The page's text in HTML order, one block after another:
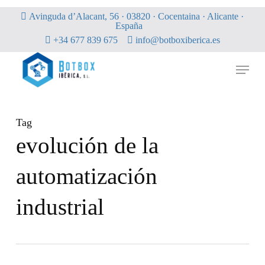
Skip
Avinguda d’Alacant, 56 · 03820 · Cocentaina · Alicante ·
España
+34 677 839 675
info@botboxiberica.es
Menu
Tag
evolución de la
automatización
industrial